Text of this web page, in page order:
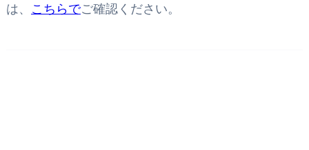
は、
こちらでご確認ください。